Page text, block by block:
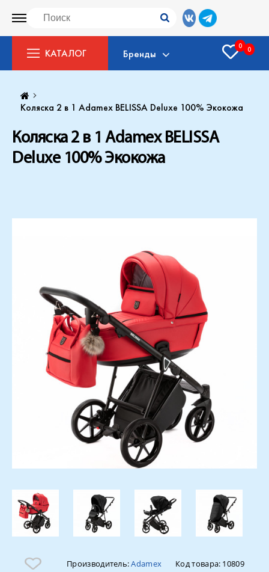
КАТАЛОГ Бренды
0 0
Коляска 2 в 1 Adamex BELISSA Deluxe 100% Экокожа
Коляска 2 в 1 Adamex BELISSA
Deluxe 100% Экокожа
Производитель:Adamex Код товара: 10809